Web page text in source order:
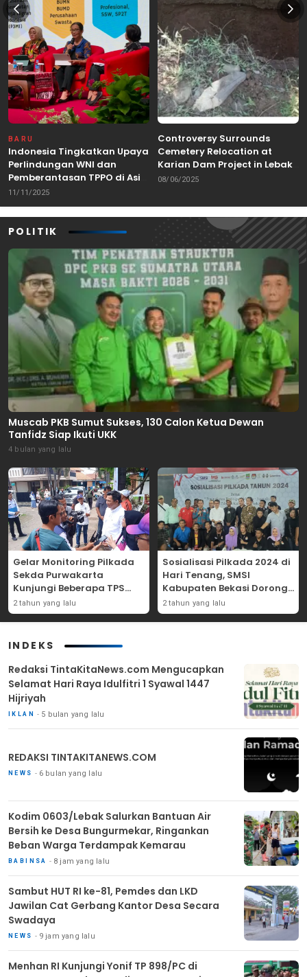
BARU
Indonesia Tingkatkan Upaya
Perlindungan WNI dan
Pemberantasan TPPO di Asia
Tenggara
11/11/2025
Controversy Surrounds
Cemetery Relocation at
Karian Dam Project in Lebak,
Banten
08/06/2025
POLITIK
Muscab PKB Sumut Sukses, 130 Calon Ketua Dewan
Tanfidz Siap Ikuti UKK
4 bulan yang lalu
Gelar Monitoring Pilkada
Sekda Purwakarta
Kunjungi Beberapa TPS
Yang Ada Di Purwakarta
2 tahun yang lalu
Sosialisasi Pilkada 2024 di
Hari Tenang, SMSI
Kabupaten Bekasi Dorong
Angka Partisipasi
Masyarakat
2 tahun yang lalu
INDEKS
Redaksi TintaKitaNews.com Mengucapkan
Selamat Hari Raya Idulfitri 1 Syawal 1447
Hijriyah
IKLAN 5 bulan yang lalu
REDAKSI TINTAKITANEWS.COM
NEWS 6 bulan yang lalu
Kodim 0603/Lebak Salurkan Bantuan Air
Bersih ke Desa Bungurmekar, Ringankan
Beban Warga Terdampak Kemarau
BABINSA 8 jam yang lalu
Sambut HUT RI ke-81, Pemdes dan LKD
Jawilan Cat Gerbang Kantor Desa Secara
Swadaya
NEWS 9 jam yang lalu
Menhan RI Kunjungi Yonif TP 898/PC di